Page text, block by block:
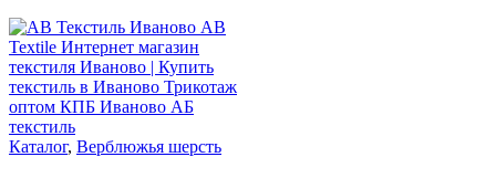
Каталог, Верблюжья шерсть